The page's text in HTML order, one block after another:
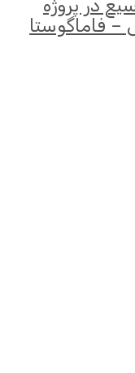
وسیع در پروژه